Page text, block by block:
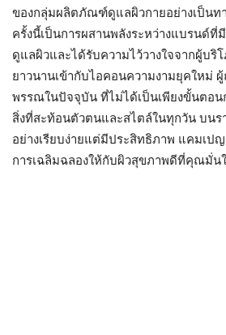
ของกลุ่มผลิตภัณฑ์ดูแลผิวกายอย่างเป็นท
ครั้งนี้เป็นการผสานพลังระหว่างแบรนด์ที่
ดูแลผิวและได้รับความไว้วางใจจากผู้บริ
ยาวนานเข้ากับไอคอนความงามยุคใหม่
พรรณในปัจจุบัน ที่ไม่ได้เป็นเพียงขั้นตอ
สิ่งที่สะท้อนตัวตนและสไตล์ในทุกวัน บนร
อย่างเรียบง่ายแต่มีประสิทธิภาพ แคมเป
การเฉลิมฉลองให้กับผิวสุขภาพดีที่คุณมั่น